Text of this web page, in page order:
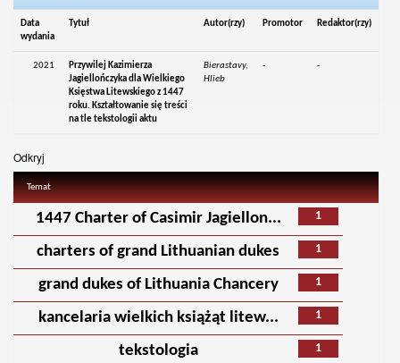
Data
wydania
Tytuł Autor(rzy) Promotor Redaktor(rzy)
2021
Przywilej Kazimierza
Jagiellończyka dla Wielkiego
Księstwa Litewskiego z 1447
roku. Kształtowanie się treści
na tle tekstologii aktu
Bierastavy,
Hlieb
- -
Odkryj
Temat
1
1447 Charter of Casimir Jagiellon...
1
charters of grand Lithuanian dukes
1
grand dukes of Lithuania Chancery
1
kancelaria wielkich książąt litew...
1
tekstologia